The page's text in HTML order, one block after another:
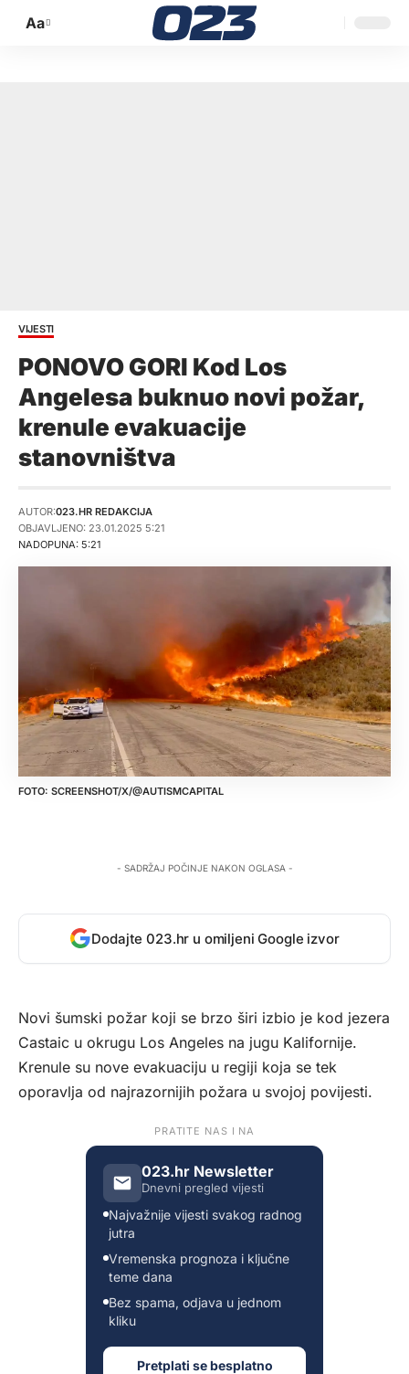
Promijeni
Aa
VIJESTI
PONOVO GORI Kod Los
Angelesa buknuo novi požar,
krenule evakuacije
stanovništva
NADOPUNA: 5:21
AUTOR:023.HR REDAKCIJA
OBJAVLJENO: 23.01.2025 5:21
SCREENSHOT/X/@AUTISMCAPITAL
- SADRŽAJ POČINJE NAKON OGLASA -
Dodajte 023.hr u omiljeni Google izvor
Novi šumski požar koji se brzo širi izbio je kod jezera
Castaic u okrugu Los Angeles na jugu Kalifornije.
Krenule su nove evakuaciju u regiji koja se tek
oporavlja od najrazornijih požara u svojoj povijesti.
PRATITE NAS I NA
023.hr Newsletter
Dnevni pregled vijesti
Najvažnije vijesti svakog radnog
jutra
Vremenska prognoza i ključne
teme dana
Bez spama, odjava u jednom
kliku
Pretplati se besplatno